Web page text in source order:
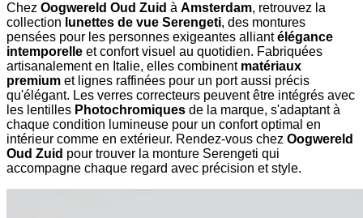
Chez Oogwereld Oud Zuid à Amsterdam, retrouvez la
collection lunettes de vue Serengeti, des montures
pensées pour les personnes exigeantes alliantélégance
intemporelle et confort visuel au quotidien. Fabriquées
artisanalement en Italie, elles combinent matériaux
premium et lignes raffinées pour un port aussi précis
qu'élégant. Les verres correcteurs peuvent être intégrés avec
les lentilles Photochromiques de la marque, s'adaptant à
chaque condition lumineuse pour un confort optimal en
intérieur comme en extérieur. Rendez-vous chez Oogwereld
Oud Zuid pour trouver la monture Serengeti qui
accompagne chaque regard avec précision et style.